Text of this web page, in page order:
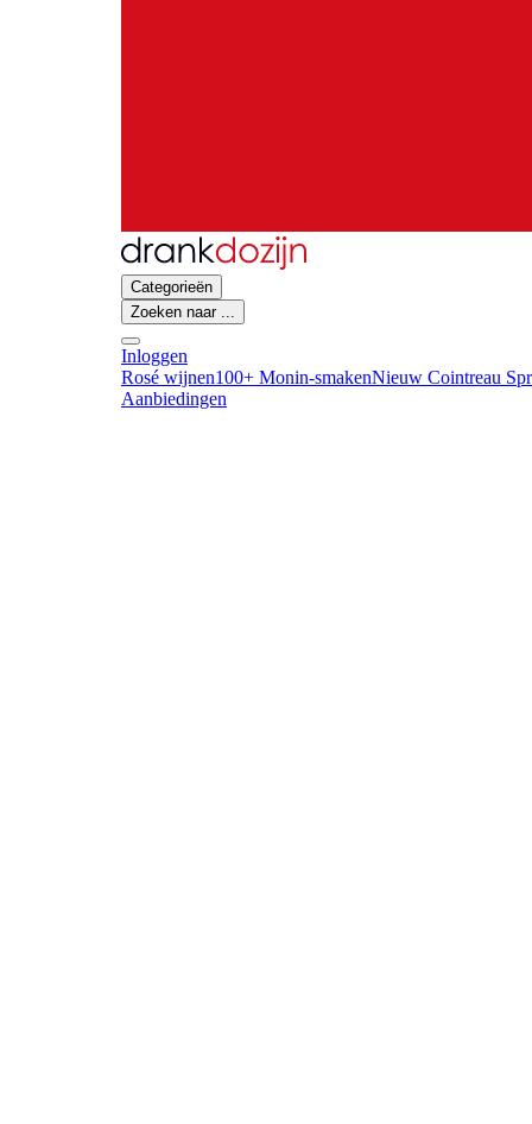
Categorieën
Zoeken naar ...
Inloggen
Rosé wijnen100+ Monin-smakenNieuw Cointreau
Aanbiedingen